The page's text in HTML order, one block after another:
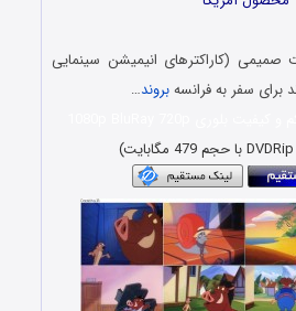
(کاراکترهای انیمیشن سینمایی
برای سفر به فرانسهبروند…